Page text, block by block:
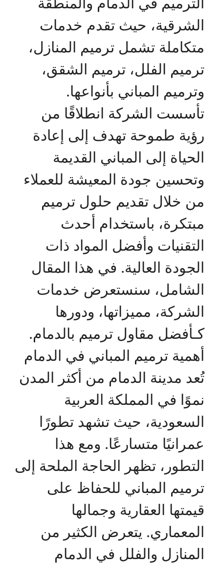
الشرقية، حيث تقدم خدمات
متكاملة تشمل ترميم المنازل،
ترميم الفلل، ترميم الشقق،
وترميم المباني بأنواعها.
تأسست الشركة انطلاقًا من
رؤية طموحة تهدف إلى إعادة
الحياة إلى المباني القديمة
وتحسين جودة المعيشة للعملاء
من خلال تقديم حلول ترميم
مبتكرة، باستخدام أحدث
التقنيات وأفضل المواد ذات
الجودة العالية. في هذا المقال
الشامل، سنستعرض خدمات
الشركة، مميزاتها، ودورها
كـأفضل مقاول ترميم بالدمام.
أهمية ترميم المباني في الدمام
تُعد مدينة الدمام من أكثر المدن
نموًا في المملكة العربية
السعودية، حيث تشهد تطورًا
عمرانيًا متسارعًا. ومع هذا
التطور، تظهر الحاجة الملحة إلى
ترميم المباني للحفاظ على
قيمتها العقارية وجمالها
المعماري. يتعرض الكثير من
المنازل والفلل في الدمام